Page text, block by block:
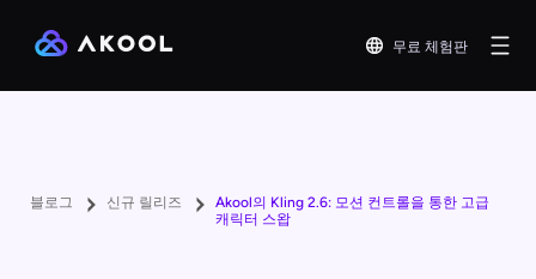
무료 체험판
블로그 신규 릴리즈
Akool의 Kling 2.6: 모션 컨트롤을 통한 고급
캐릭터 스왑